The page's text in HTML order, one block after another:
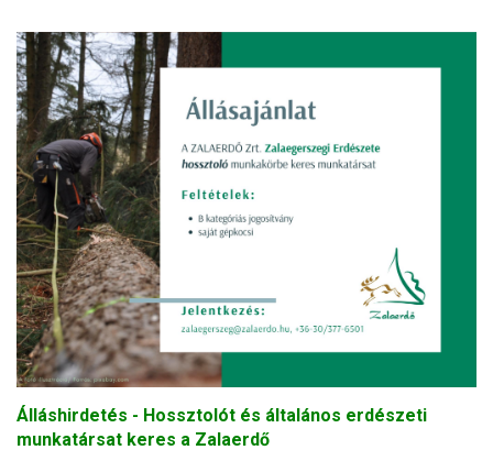
Álláshirdetés - Hossztolót és általános erdészeti
munkatársat keres a Zalaerdő